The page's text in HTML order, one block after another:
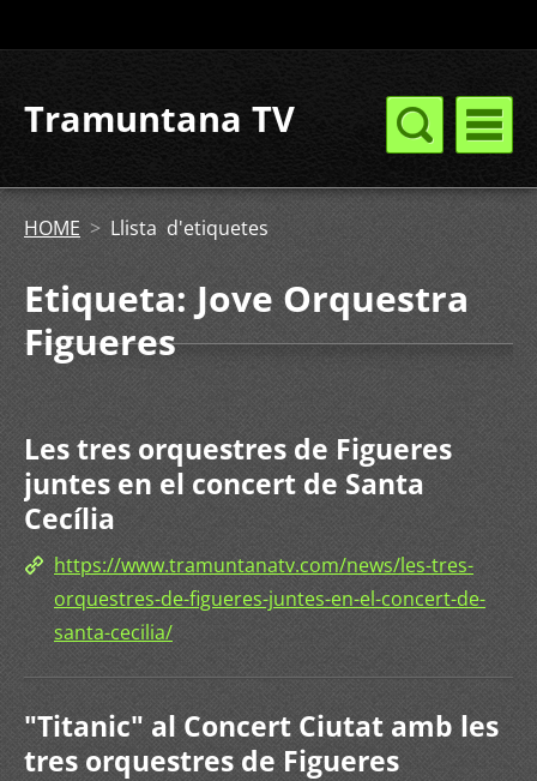
Tramuntana TV
HOME > Llista d'etiquetes
Etiqueta: Jove Orquestra
Figueres
Les tres orquestres de Figueres
juntes en el concert de Santa
Cecília
https://www.tramuntanatv.com/news/les-tres-
orquestres-de-figueres-juntes-en-el-concert-de-
santa-cecilia/
"Titanic" al Concert Ciutat amb les
tres orquestres de Figueres